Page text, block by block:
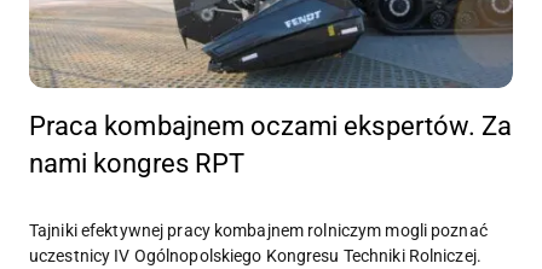
Praca kombajnem oczami ekspertów. Za
nami kongres RPT
Tajniki efektywnej pracy kombajnem rolniczym mogli poznać
uczestnicy IV Ogólnopolskiego Kongresu Techniki Rolniczej.